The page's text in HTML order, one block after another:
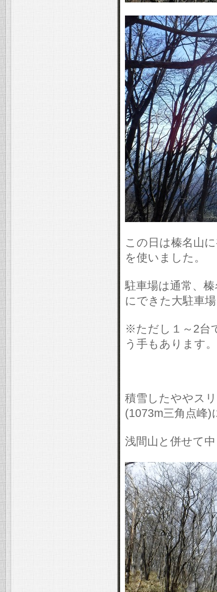
この日は榛名山
を使いました。
駐車場は通常、
にできた大駐車
※ただし１～2台
う手もあります。
積雪したややス
(1073m三角点峰
浅間山と併せて